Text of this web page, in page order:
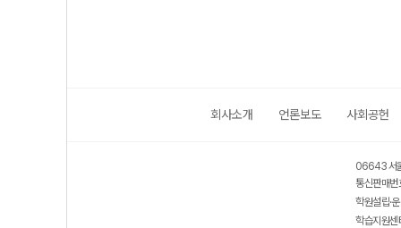
회사소개 언론보도 사회공헌
06643 서
통신판매
학원설립·
학습지원